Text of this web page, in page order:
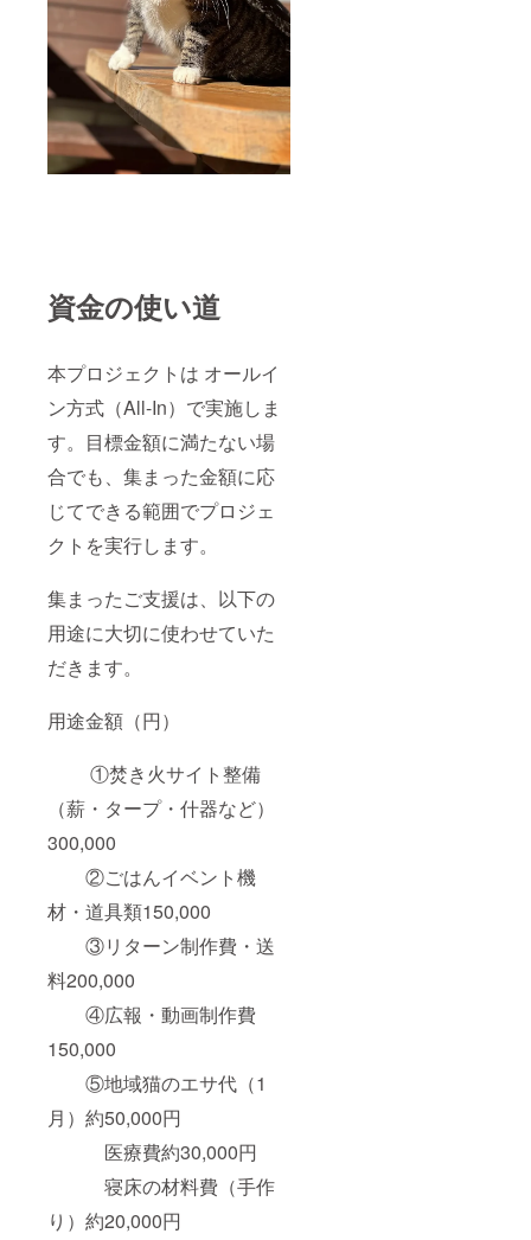
資金の使い道
本プロジェクトは オールイ
ン方式（All-In）で実施しま
す。目標金額に満たない場
合でも、集まった金額に応
じてできる範囲でプロジェ
クトを実行します。
集まったご支援は、以下の
用途に大切に使わせていた
だきます。
用途金額（円）
①焚き火サイト整備
（薪・タープ・什器など）
300,000
②ごはんイベント機
材・道具類150,000
③リターン制作費・送
料200,000
④広報・動画制作費
150,000
⑤地域猫のエサ代（1
月）約50,000円
医療費約30,000円
寝床の材料費（手作
り）約20,000円